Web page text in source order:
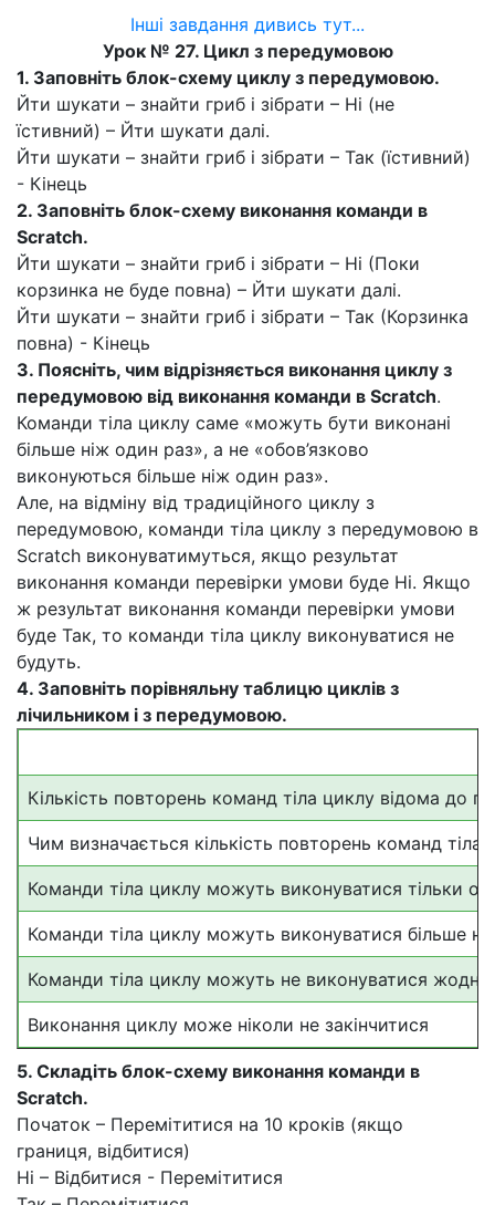
Інші завдання дивись тут...
Урок № 27. Цикл з передумовою
1. Заповніть блок-схему циклу з передумовою.
Йти шукати – знайти гриб і зібрати – Ні (не
їстивний) – Йти шукати далі.
Йти шукати – знайти гриб і зібрати – Так (їстивний)
- Кінець
2. Заповніть блок-схему виконання команди в
Scratch.
Йти шукати – знайти гриб і зібрати – Ні (Поки
корзинка не буде повна) – Йти шукати далі.
Йти шукати – знайти гриб і зібрати – Так (Корзинка
повна) - Кінець
3. Поясніть, чим відрізняється виконання циклу з
передумовою від виконання команди в Scratch.
Команди тіла циклу саме «можуть бути виконані
більше ніж один раз», а не «обов’язково
виконуються більше ніж один раз».
Але, на відміну від традиційного циклу з
передумовою, команди тіла циклу з передумовою в
Scratch виконуватимуться, якщо результат
виконання команди перевірки умови буде Ні. Якщо
ж результат виконання команди перевірки умови
буде Так, то команди тіла циклу виконуватися не
будуть.
4. Заповніть порівняльну таблицю циклів з
лічильником і з передумовою.
Кількість повторень команд тіла циклу відома до
Чим визначається кількість повто­рень команд тіла
Команди тіла циклу можуть вико­нуватися тільки
Команди тіла циклу можуть ви­конуватися більше
Команди тіла циклу можуть не ви­конуватися
Виконання циклу може ніколи не закінчитися
5. Складіть блок-схему виконання команди в
Scratch.
Початок – Перемітитися на 10 кроків (якщо
границя, відбитися)
Ні – Відбитися - Перемітитися